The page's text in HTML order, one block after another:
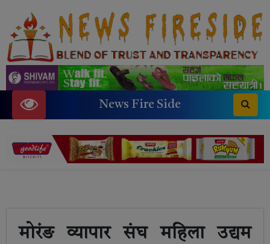
News Fire Side
मोरंङ व्यापार संघ महिला उद्यम